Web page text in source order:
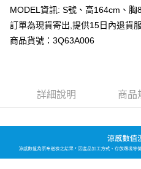
運送方式
全家取貨付款
每筆NT$80，滿NT$699(含以上)
每筆NT$80，滿NT$699(含以上)
付款後7-11取貨
MODEL資訊: S號、高164cm、
訂單為現貨寄出,提供15日內退貨
商品貨號：3Q63A006
詳細說明 商品